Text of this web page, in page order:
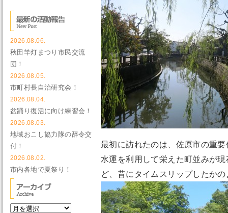
最初に訪れたのは、佐原市の重
水運を利用して栄えた町並みが
ど、昔にタイムスリップしたか
2026.08.06.
秋田竿灯まつり市民交流
団！
2026.08.05.
市町村長自治研究会！
2026.08.04.
盆踊り復活に向け練習会！
2026.08.03.
地域おこし協力隊の辞令交
付！
2026.08.02.
市内各地で夏祭り！